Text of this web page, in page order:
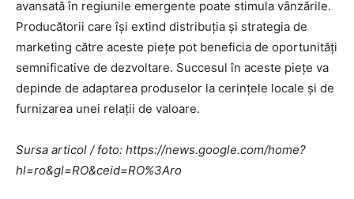
avansată în regiunile emergente poate stimula vânzările.
Producătorii care își extind distribuția și strategia de
marketing către aceste piețe pot beneficia de oportunități
semnificative de dezvoltare. Succesul în aceste piețe va
depinde de adaptarea produselor la cerințele locale și de
furnizarea unei relații de valoare.
Sursa articol / foto: https://news.google.com/home?
hl=ro&gl=RO&ceid=RO%3Aro